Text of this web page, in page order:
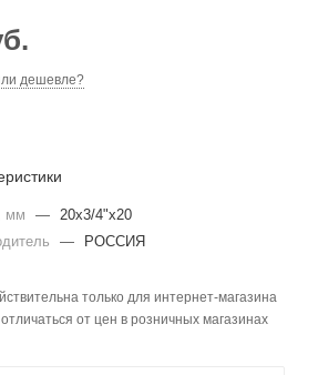
дешевле?
мм — 20х3/4"х20
— РОССИЯ
только для интернет-магазина
от цен в розничных магазинах